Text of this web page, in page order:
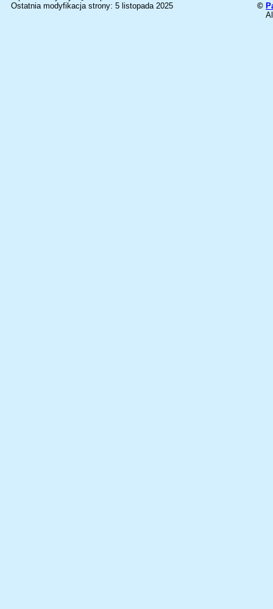
Ostatnia modyfikacja strony: 5 listopada 2025
©